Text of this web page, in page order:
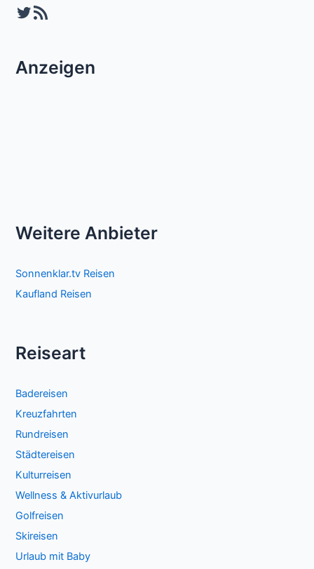
Twitter RSS-Feed
Anzeigen
Weitere Anbieter
Sonnenklar.tv Reisen
Kaufland Reisen
Reiseart
Badereisen
Kreuzfahrten
Rundreisen
Städtereisen
Kulturreisen
Wellness & Aktivurlaub
Golfreisen
Skireisen
Urlaub mit Baby